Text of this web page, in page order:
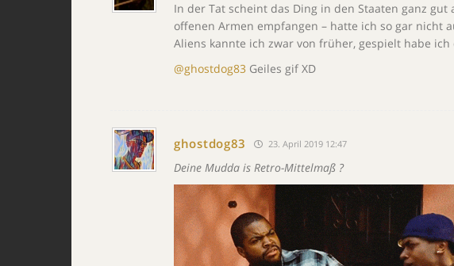
In der Tat scheint das Ding in den Staaten ganz
offenen Armen empfangen – hatte ich so gar nicht
Aliens kannte ich zwar von früher, gespielt habe ich
@ghostdog83 Geiles gif XD
ghostdog83 23. April 2019 12:47
Deine Mudda is Retro-Mittelmaß ?